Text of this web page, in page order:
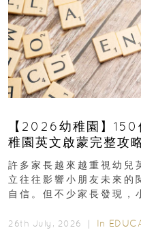
【2026幼稚園】
稚園英文啟蒙完整攻
許多家長越來越重視幼兒
立往往影響小朋友未來的
自信。但不少家長發現，
26th July, 2026 ｜ In